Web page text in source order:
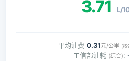
3.71 L/
平均油费 0.31元/公里 (
工信部油耗 (综合):